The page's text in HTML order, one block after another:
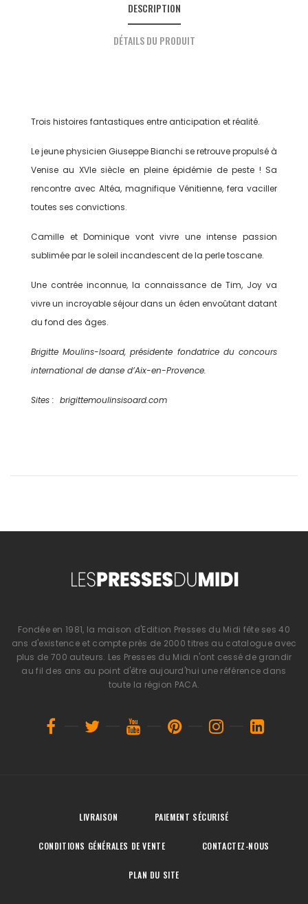
DESCRIPTION
DÉTAILS DU PRODUIT
Trois histoires fantastiques entre anticipation et réalité.
Le jeune physicien Giuseppe Bianchi se retrouve propulsé à
Venise au XVIe siècle en pleine épidémie de peste ! Sa
rencontre avec Altéa, magnifique Vénitienne, fera vaciller
toutes ses convictions.
Camille et Dominique vont vivre une intense passion
sublimée par le soleil incandescent de la perle toscane.
Une contrée inconnue, la connaissance de Tim, Joy va
vivre un incroyable séjour dans un éden envoûtant datant
du fond des âges.
Brigitte Moulins-Isoard, présidente fondatrice du concours
international de danse d’Aix-en-Provence.
Sites : brigittemoulinsisoard.com
Fondée en 1981, la maison d'Edition Presses du Midi fête ses 40
ans d'existence et compte près de 2000 titres au catalogue avec
plus de 700 auteurs. Les Presses du Midi n'ont cessé de grandir
au fil des ans au point d'être aujourd'hui une référence dans
toute la région PACA.
LIVRAISON PAIEMENT SÉCURISÉ
CONDITIONS GÉNÉRALES DE VENTE CONTACTEZ-NOUS
PLAN DU SITE